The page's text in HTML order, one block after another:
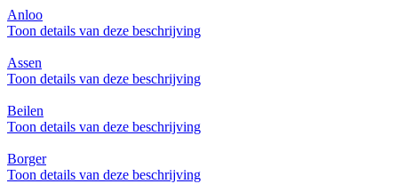
Anloo
Toon details van deze beschrijving
Assen
Toon details van deze beschrijving
Beilen
Toon details van deze beschrijving
Borger
Toon details van deze beschrijving